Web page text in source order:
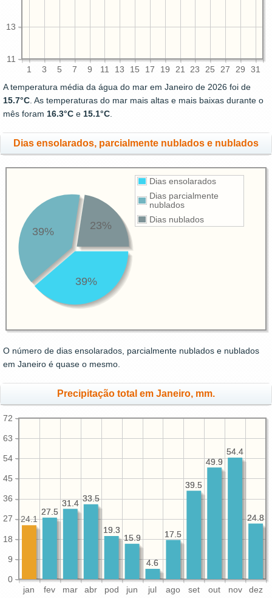
1 3 5 7 9 11 13 15 17 19 21 23 25 27 29 31
11
13
A temperatura média da água do mar em Janeiro de 2026 foi de
15.7°C. As temperaturas do mar mais altas e mais baixas durante o
mês foram 16.3°C e 15.1°C.
Dias ensolarados, parcialmente nublados e nublados
Dias ensolarados
Dias parcialmente
nublados
Dias nublados
39%
39% 23%
O número de dias ensolarados, parcialmente nublados e nublados
em Janeiro é quase o mesmo.
Precipitação total em Janeiro, mm.
jan fev mar abr pod jun jul ago set out nov dez
0
9
18
27
36
45
54
63
72
24.8
54.4
49.9
39.5
17.5
4.6
15.9
19.3
33.5
31.4
27.5
24.8
54.4
49.9
39.5
17.5
4.6
15.9
19.3
33.5
31.4
27.5
24.1